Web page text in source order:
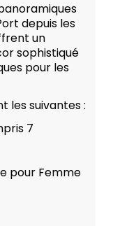
depuis les
un
sophistiqué
pour les
les suivantes :
7
pour Femme